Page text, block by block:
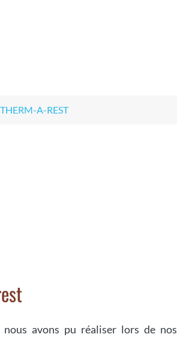
A-REST
avons pu réaliser lors de nos